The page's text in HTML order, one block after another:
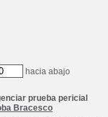
hacia abajo
prueba pericial
Bracesco